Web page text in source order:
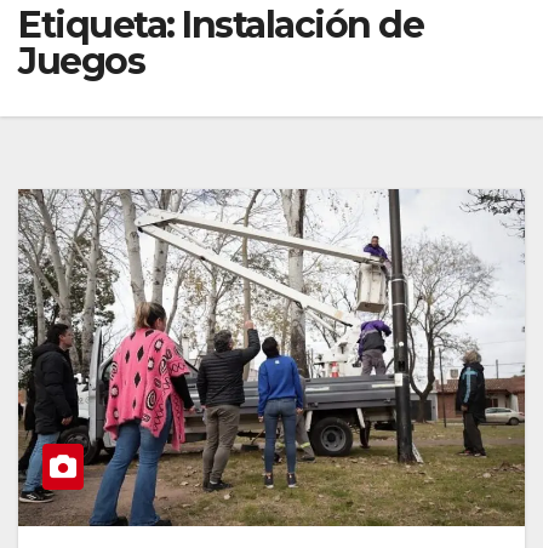
Etiqueta: Instalación de
Juegos